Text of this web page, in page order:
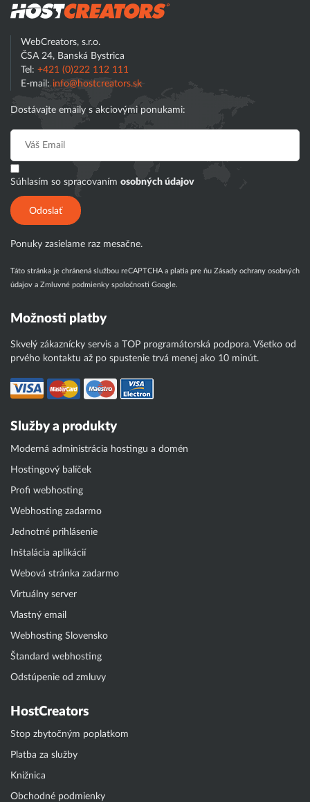
WebCreators, s.r.o.
ČSA 24, Banská Bystrica
Tel: +421 (0)222 112 111
E-mail: info@hostcreators.sk
Dostávajte emaily s akciovými ponukami:
Súhlasím so spracovaním osobných údajov
Odoslať
Ponuky zasielame raz mesačne.
Táto stránka je chránená službou reCAPTCHA a platia pre ňu Zásady ochrany osobných
údajov a Zmluvné podmienky spoločnosti Google.
Možnosti platby
Skvelý zákaznícky servis a TOP programátorská podpora. Všetko od
prvého kontaktu až po spustenie trvá menej ako 10 minút.
Služby a produkty
Moderná administrácia hostingu a domén
Hostingový balíček
Profi webhosting
Webhosting zadarmo
Jednotné prihlásenie
Inštalácia aplikácií
Webová stránka zadarmo
Virtuálny server
Vlastný email
Webhosting Slovensko
Štandard webhosting
Odstúpenie od zmluvy
HostCreators
Stop zbytočným poplatkom
Platba za služby
Knižnica
Obchodné podmienky